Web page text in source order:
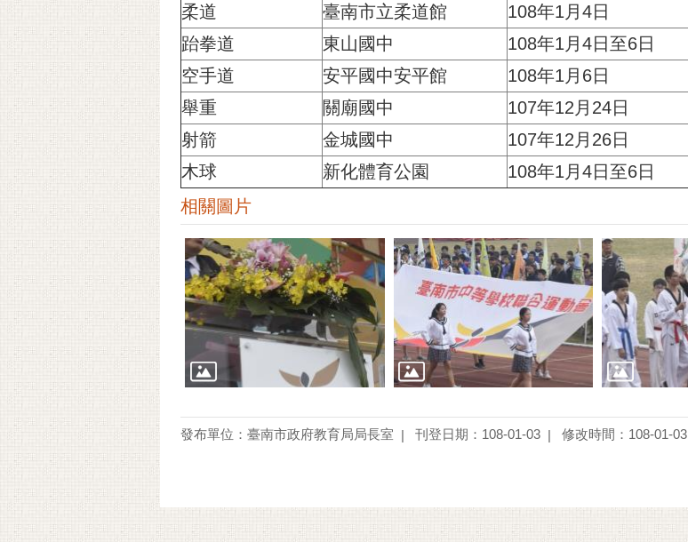
柔道
臺南市立柔道館
108年1月4日
跆拳道
東山國中
108年1月4日至6日
空手道
安平國中安平館
108年1月6日
舉重
關廟國中
107年12月24日
射箭
金城國中
107年12月26日
木球
新化體育公園
108年1月4日至6日
相關圖片
發布單位：臺南市政府教育局局長室 刊登日期：108-01-03 修改時間：108-01-03